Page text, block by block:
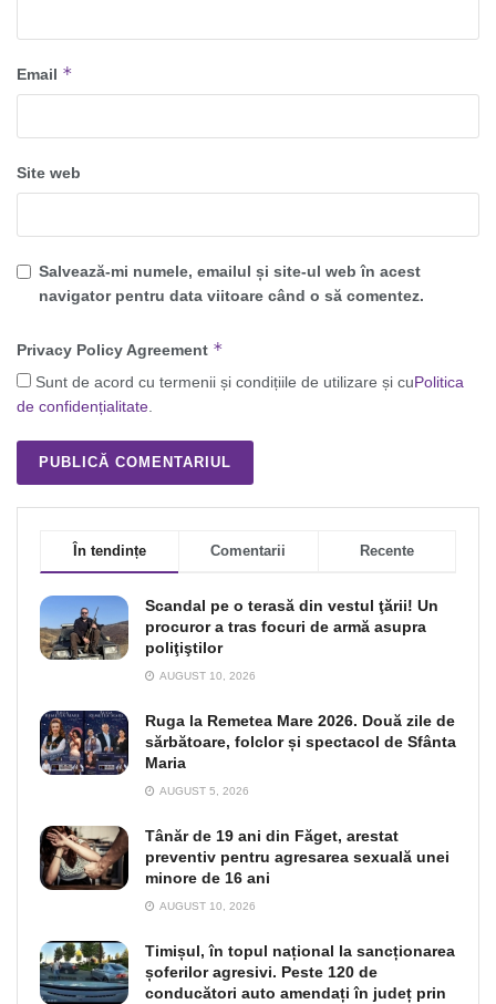
Email *
Site web
Salvează-mi numele, emailul și site-ul web în acest
navigator pentru data viitoare când o să comentez.
Privacy Policy Agreement *
Sunt de acord cu termenii și condițiile de utilizare și cuPolitica
de confidențialitate.
În tendințe Comentarii Recente
Scandal pe o terasă din vestul ţării! Un
procuror a tras focuri de armă asupra
poliţiştilor
AUGUST 10, 2026
Ruga la Remetea Mare 2026. Două zile de
sărbătoare, folclor și spectacol de Sfânta
Maria
AUGUST 5, 2026
Tânăr de 19 ani din Făget, arestat
preventiv pentru agresarea sexuală unei
minore de 16 ani
AUGUST 10, 2026
Timișul, în topul național la sancționarea
șoferilor agresivi. Peste 120 de
conducători auto amendați în județ prin